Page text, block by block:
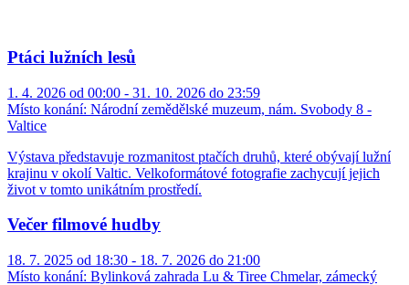
Ptáci lužních lesů
1. 4. 2026 od 00:00 - 31. 10. 2026 do 23:59
Místo konání: Národní zemědělské muzeum, nám. Svobody 8 -
Valtice
Výstava představuje rozmanitost ptačích druhů, které obývají lužní
krajinu v okolí Valtic. Velkoformátové fotografie zachycují jejich
život v tomto unikátním prostředí.
Večer filmové hudby
18. 7. 2025 od 18:30 - 18. 7. 2026 do 21:00
Místo konání: Bylinková zahrada Lu & Tiree Chmelar, zámecký